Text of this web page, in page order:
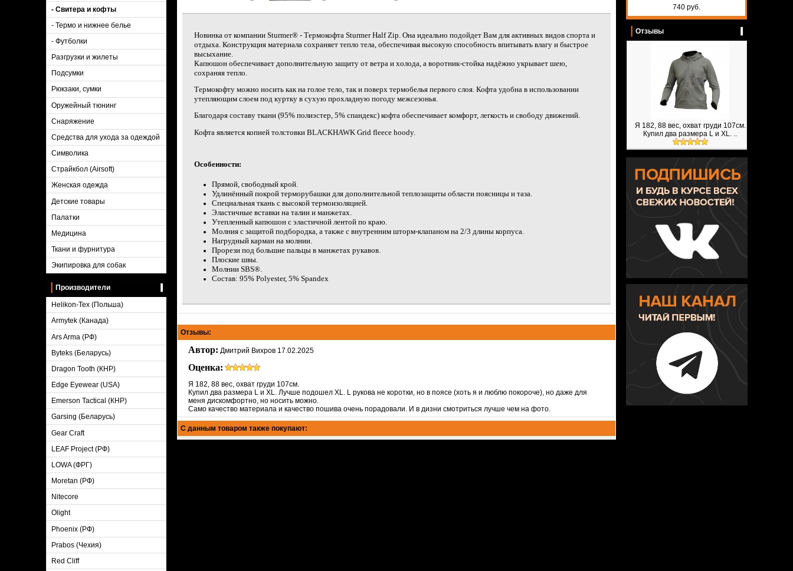
Новинка от компании Sturmer® - Термокофта Sturmer Half Zip. Она идеально подойдет Вам для активных видов спорта и
отдыха. Конструкция материала сохраняет тепло тела, обеспечивая высокую способность впитывать влагу и быстрое
высыхание.
Капюшон обеспечивает дополнительную защиту от ветра и холода, а воротник-стойка надёжно укрывает шею,
сохраняя тепло.
Термокофту можно носить как на голое тело, так и поверх термобелья первого слоя. Кофта удобна в использовании
утепляющим слоем под куртку в сухую прохладную погоду межсезонья.
Благодаря составу ткани (95% полиэстер, 5% спандекс) кофта обеспечивает комфорт, легкость и свободу движений.
Кофта является копией толстовки BLACKHAWK Grid fleece hoody.
Особенности:
Прямой, свободный крой.
Удлинённый покрой терморубашки для дополнительной теплозащиты области поясницы и таза.
Специальная ткань с высокой термоизоляцией.
Эластичные вставки на талии и манжетах.
Утепленный капюшон c эластичной лентой по краю.
Молния с защитой подбородка, а также с внутренним шторм-клапаном на 2/3 длины корпуса.
Нагрудный карман на молнии.
Прорези под большие пальцы в манжетах рукавов.
Плоские швы.
Молнии SBS®.
Состав: 95% Polyester, 5% Spandex
Отзывы:
Автор: Дмитрий Вихров 17.02.2025
Оценка:
Я 182, 88 вес, охват груди 107см.
Купил два размера L и XL. Лучше подошел XL. L рукова не коротки, но в поясе (хоть я и люблю покороче), но даже для
меня дискомфортно, но носить можно.
Само качество материала и качество пошива очень порадовали. И в дизни смотриться лучше чем на фото.
С данным товаром также покупают:
- Свитера и кофты
- Термо и нижнее белье
- Футболки
Разгрузки и жилеты
Подсумки
Рюкзаки, сумки
Оружейный тюнинг
Снаряжение
Средства для ухода за одеждой
Символика
Страйкбол (Airsoft)
Женская одежда
Детские товары
Палатки
Медицина
Ткани и фурнитура
Экипировка для собак
Производители
Helikon-Tex (Польша)
Armytek (Канада)
Ars Arma (РФ)
Byteks (Беларусь)
Dragon Tooth (КНР)
Edge Eyewear (USA)
Emerson Tactical (КНР)
Garsing (Беларусь)
Gear Craft
LEAF Project (РФ)
LOWA (ФРГ)
Moretan (РФ)
Nitecore
Olight
Phoenix (РФ)
Prabos (Чехия)
Red Cliff
740 руб.
Отзывы
Я 182, 88 вес, охват груди 107см.
Купил два размера L и XL. ..